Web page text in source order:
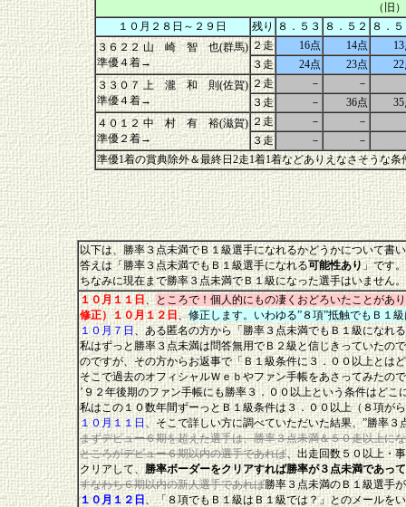
（旧）
１０月２８日～２９日
残り ８．５３ ８．５２
８．
３６２２ 山 崎 智 也(群馬)
準優４着→
２走 16点 14点
３走
24点 23点
３３０７ 上 瀧 和 則(佐賀)
準優４着→
２走 － －
３走
－ 36点
４０１２ 中 村 有 裕(滋賀)
準優２着→
２走 － －
３走
－ －
準優1着の賞典除外＆最終日2走1着1着などありえなさそうな条
以下は、勝率３点未満でＢ１級選手になれるかどうかについて書
答えは「勝率３点未満でもＢ１級選手になれる可能性あり」です。
ちなみに現在まで勝率３点未満でＢ１級になった選手はいません
１０月１１日、ところで！個人的にもの凄くおどろいたことがあ
修正）１０月１２日、修正します。いわゆる”８項”抵触でもＢ１
１０月７日、ある匿名の方から「勝率３点未満でもＢ１級になれ
私はずっと勝率３点未満は問答無用でＢ２級と信じきっていたの
のですが、その方からお返事で「Ｂ１級条件に３．００以上とは
そこで過去のオフィシャルＷｅｂやファン手帳をあさってみたの
’９２年後期のファン手帳にも勝率３．００以上という条件はどこ
私はこの１０数年間ずーっとＢ１級条件は３．００以上（８項が
１０月１１日 、そこで詳しい方に調べていただいた結果、”勝率
まずデビュー６期を超えた選手は、勝率３点未満＆５０走以上に
ところがデビュー６期以内の選手であれば、出走回数５０以上・
クリアして、勝率ボーダーをクリアすれば勝率が３点未満であっ
すなわち６期以内の新人選手であれば勝率３点未満のＢ１級選手
１０月１２日 、「８項でもＢ１級はＢ１級では？」とのメールを